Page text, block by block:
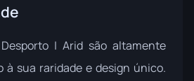
| Arid são altamente
à sua raridade e design único.